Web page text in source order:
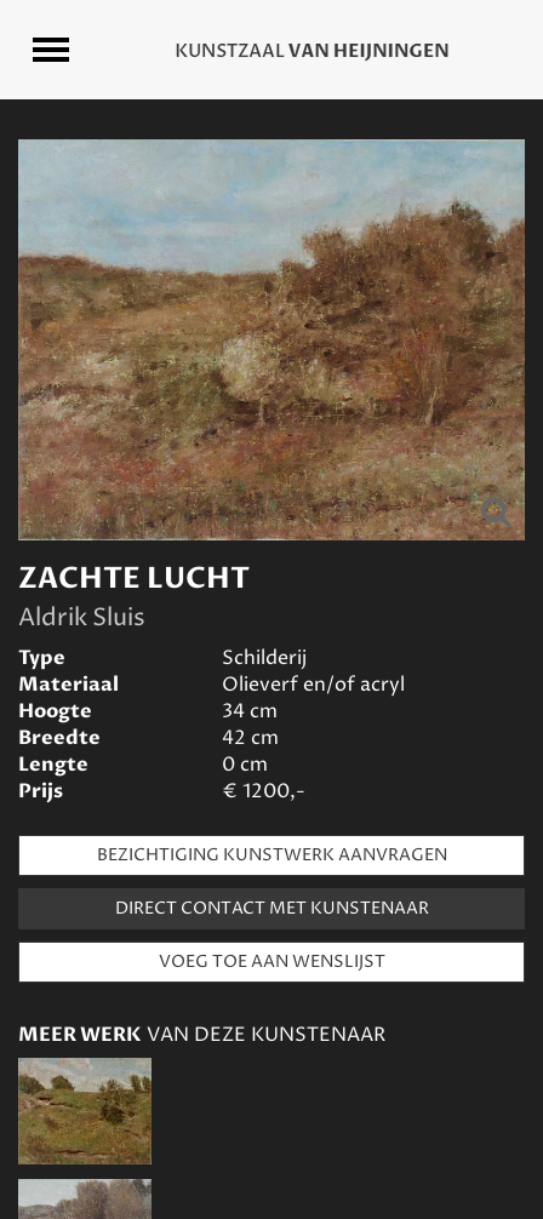
ZACHTE LUCHT
Aldrik Sluis
Type
Schilderij
Materiaal
Olieverf en/of acryl
Hoogte
34cm
Breedte
42 cm
Lengte
0cm
Prijs
€ 1200,-
BEZICHTIGING KUNSTWERK AANVRAGEN
DIRECT CONTACT MET KUNSTENAAR
MEER WERK VAN DEZE KUNSTENAAR